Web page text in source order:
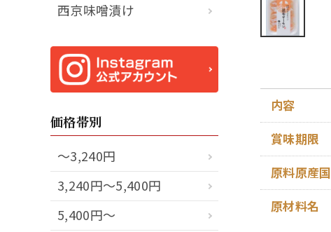
西京味噌漬け
価格帯別
～3,240円
3,240円～5,400円
5,400円～
内容
賞味期限
原料原産国
原材料名